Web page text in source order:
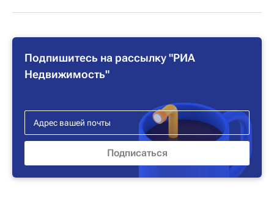
Подпишитесь на рассылку "РИА
Недвижимость"